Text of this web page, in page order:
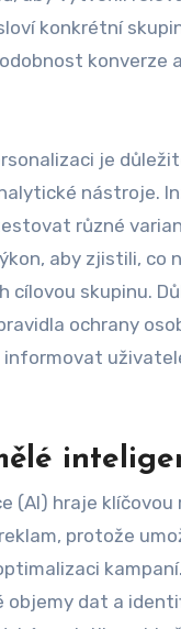
a návratnost
lépe
optimalizovat
reklam
na základě chování a
Inzerenti
chování,
konverze
je
nástroje.
různé